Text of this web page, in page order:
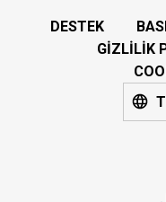
DESTEK
GIZLILIK